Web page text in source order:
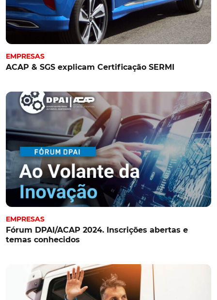
EMPRESAS
ACAP & SGS explicam Certificação SERMI
EMPRESAS
Fórum DPAI/ACAP 2024. Inscrições abertas e
temas conhecidos